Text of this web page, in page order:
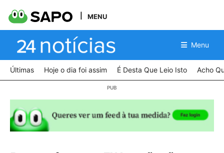
MENU
Menu
Últimas Hoje o dia foi assim É Desta Que Leio Isto Acho